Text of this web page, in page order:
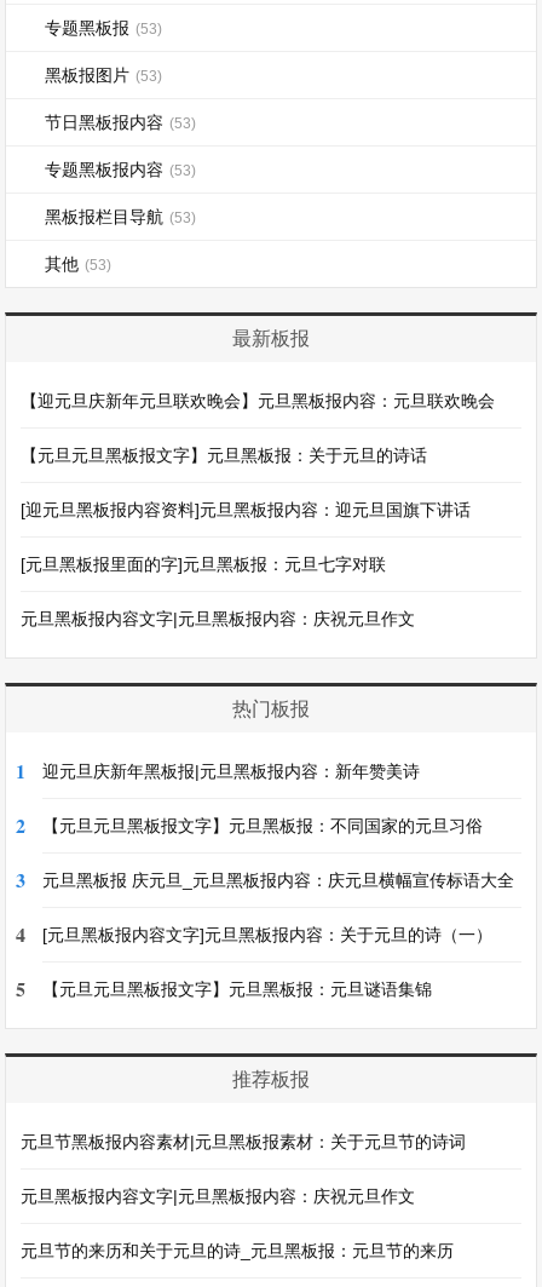
专题黑板报 (53)
黑板报图片 (53)
节日黑板报内容 (53)
专题黑板报内容 (53)
黑板报栏目导航 (53)
其他 (53)
最新板报
【迎元旦庆新年元旦联欢晚会】元旦黑板报内容：元旦联欢晚会
【元旦元旦黑板报文字】元旦黑板报：关于元旦的诗话
[迎元旦黑板报内容资料]元旦黑板报内容：迎元旦国旗下讲话
[元旦黑板报里面的字]元旦黑板报：元旦七字对联
元旦黑板报内容文字|元旦黑板报内容：庆祝元旦作文
热门板报
1 迎元旦庆新年黑板报|元旦黑板报内容：新年赞美诗
2 【元旦元旦黑板报文字】元旦黑板报：不同国家的元旦习俗
3 元旦黑板报 庆元旦_元旦黑板报内容：庆元旦横幅宣传标语大全
4 [元旦黑板报内容文字]元旦黑板报内容：关于元旦的诗（一）
5 【元旦元旦黑板报文字】元旦黑板报：元旦谜语集锦
推荐板报
元旦节黑板报内容素材|元旦黑板报素材：关于元旦节的诗词
元旦黑板报内容文字|元旦黑板报内容：庆祝元旦作文
元旦节的来历和关于元旦的诗_元旦黑板报：元旦节的来历